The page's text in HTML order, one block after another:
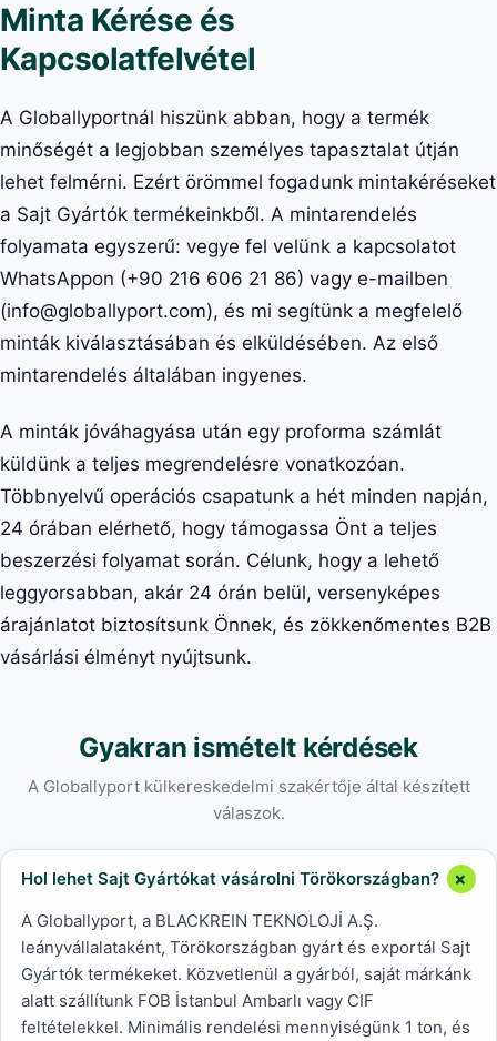
Minta Kérése és
Kapcsolatfelvétel
A Globallyportnál hiszünk abban, hogy a termék
minőségét a legjobban személyes tapasztalat útján
lehet felmérni. Ezért örömmel fogadunk mintakéréseket
a Sajt Gyártók termékeinkből. A mintarendelés
folyamata egyszerű: vegye fel velünk a kapcsolatot
WhatsAppon (+90 216 606 21 86) vagy e-mailben
(info@globallyport.com), és mi segítünk a megfelelő
minták kiválasztásában és elküldésében. Az első
mintarendelés általában ingyenes.
A minták jóváhagyása után egy proforma számlát
küldünk a teljes megrendelésre vonatkozóan.
Többnyelvű operációs csapatunk a hét minden napján,
24 órában elérhető, hogy támogassa Önt a teljes
beszerzési folyamat során. Célunk, hogy a lehető
leggyorsabban, akár 24 órán belül, versenyképes
árajánlatot biztosítsunk Önnek, és zökkenőmentes B2B
vásárlási élményt nyújtsunk.
Gyakran ismételt kérdések
A Globallyport külkereskedelmi szakértője által készített
válaszok.
Hol lehet Sajt Gyártókat vásárolni Törökországban?
A Globallyport, a BLACKREIN TEKNOLOJİ A.Ş.
leányvállalataként, Törökországban gyárt és exportál Sajt
Gyártók termékeket. Közvetlenül a gyárból, saját márkánk
alatt szállítunk FOB İstanbul Ambarlı vagy CIF
feltételekkel. Minimális rendelési mennyiségünk 1 ton, és